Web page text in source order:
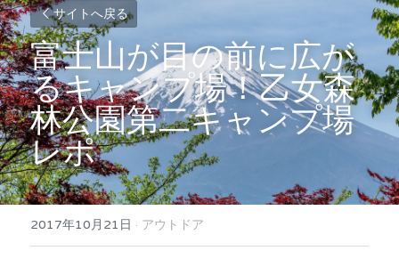
サイトへ戻る
富士山が目の前に広が
るキャンプ場！乙女森
林公園第二キャンプ場
レポ
2017年10月21日 · アウトドア